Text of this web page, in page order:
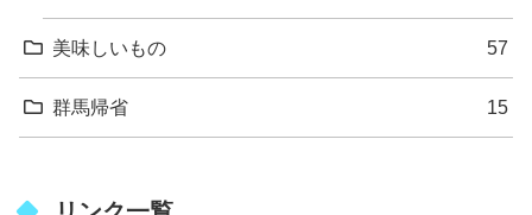
美味しいもの 57
群馬帰省 15